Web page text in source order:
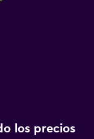
los precios